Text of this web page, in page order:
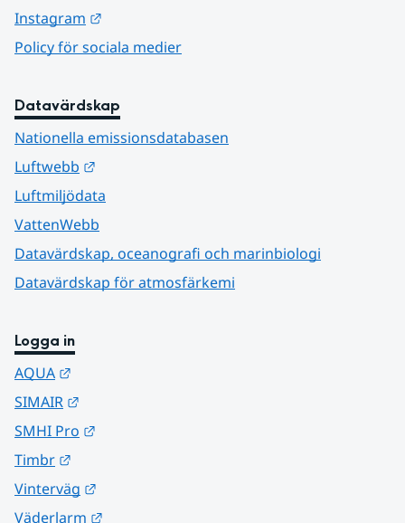
Instagram
Policy för sociala medier
Datavärdskap
Nationella emissionsdatabasen
Luftwebb
Luftmiljödata
VattenWebb
Datavärdskap, oceanografi och marinbiologi
Datavärdskap för atmosfärkemi
Logga in
AQUA
SIMAIR
SMHI Pro
Timbr
Vinterväg
Väderlarm